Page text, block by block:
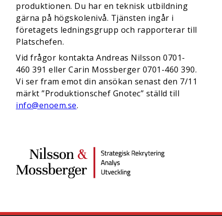
produktionen. Du har en teknisk utbildning
gärna på högskolenivå. Tjänsten ingår i
företagets ledningsgrupp och rapporterar till
Platschefen.
Vid frågor kontakta Andreas Nilsson 0701-
460 391 eller Carin Mossberger 0701-460 390.
Vi ser fram emot din ansökan senast den 7/11
märkt ”Produktionschef Gnotec” ställd till
info@enoem.se.